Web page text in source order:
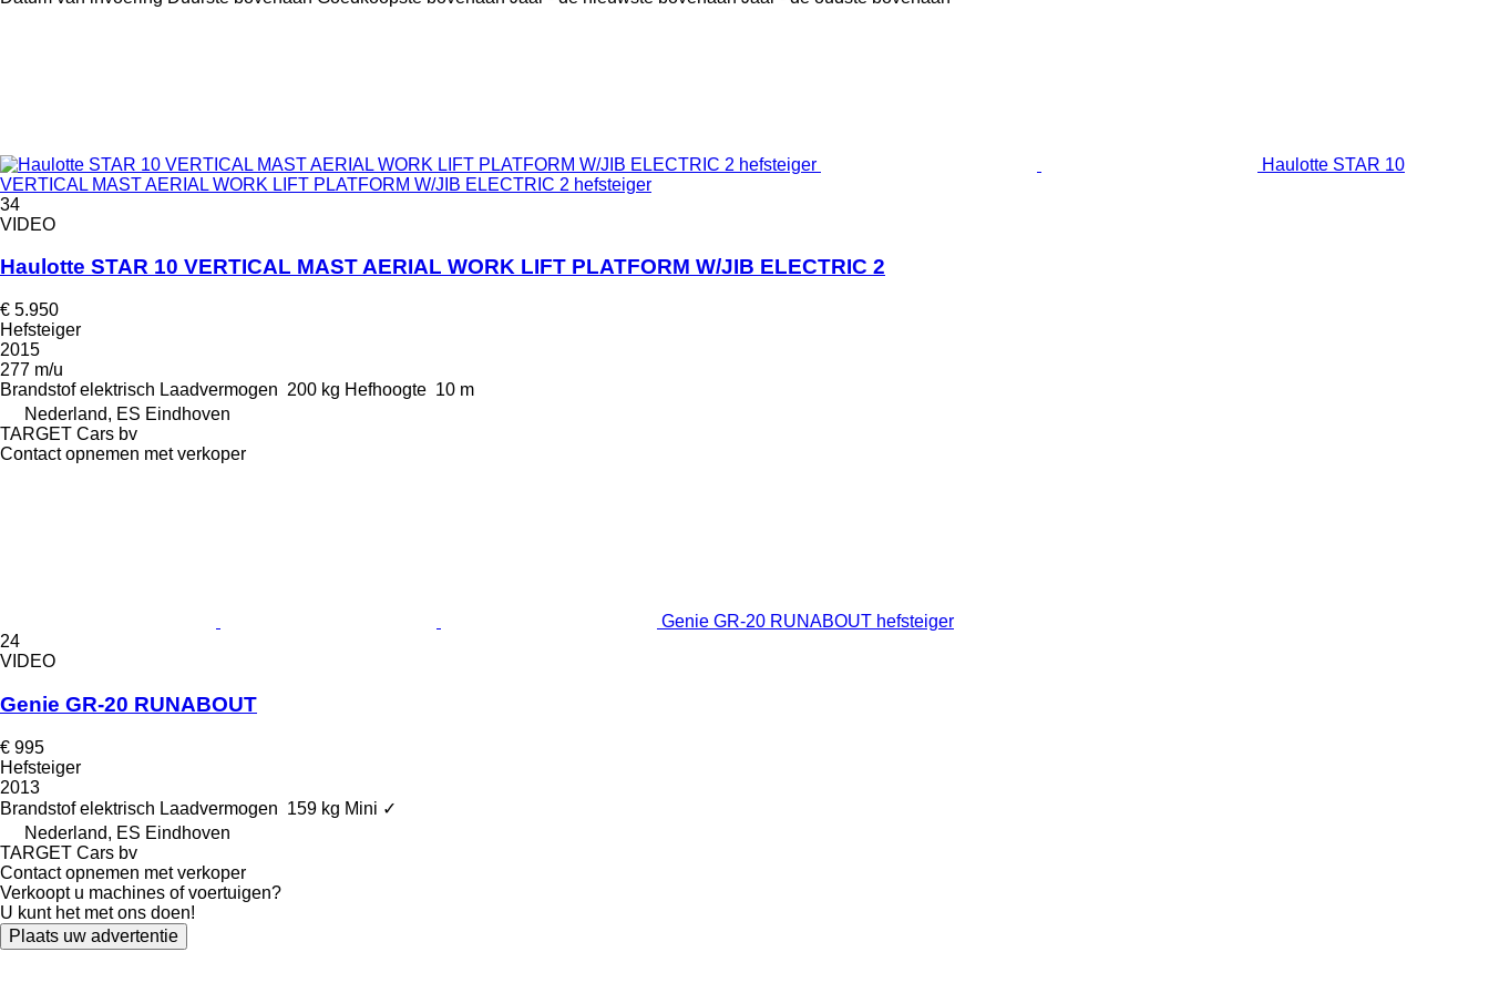
Haulotte STAR 10
VERTICAL MAST AERIAL WORK LIFT PLATFORM W/JIB ELECTRIC 2 hefsteiger
34
VIDEO
Haulotte STAR 10 VERTICAL MAST AERIAL WORK LIFT PLATFORM W/JIB ELECTRIC 2
€ 5.950
Hefsteiger
2015
277 m/u
Brandstof elektrisch Laadvermogen 200 kg Hefhoogte 10 m
Nederland, ES Eindhoven
TARGET Cars bv
Contact opnemen met verkoper
Genie GR-20 RUNABOUT hefsteiger
24
VIDEO
Genie GR-20 RUNABOUT
€ 995
Hefsteiger
2013
Brandstof elektrisch Laadvermogen 159 kg Mini ✓
Nederland, ES Eindhoven
TARGET Cars bv
Contact opnemen met verkoper
Verkoopt u machines of voertuigen?
U kunt het met ons doen!
Plaats uw advertentie